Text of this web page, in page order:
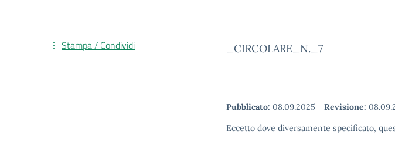
_CIRCOLARE_N._7
Pubblicato: 08.09.2025 - Revisione:
Eccetto dove diversamente specificato,
Stampa / Condividi